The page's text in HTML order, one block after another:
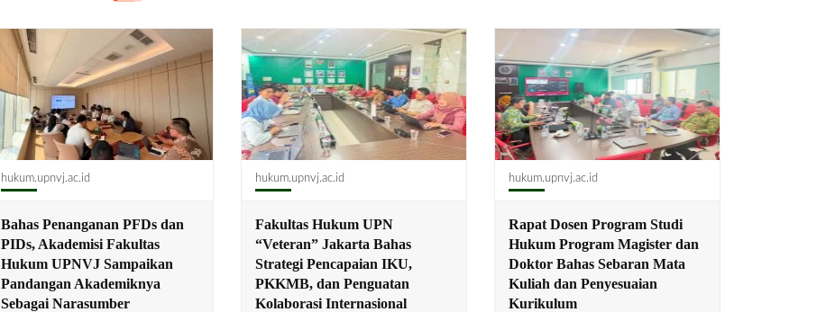
hukum.upnvj.ac.id
Bahas Penanganan PFDs dan
PIDs, Akademisi Fakultas
Hukum UPNVJ Sampaikan
Pandangan Akademiknya
Sebagai Narasumber
hukum.upnvj.ac.id
Fakultas Hukum UPN
“Veteran” Jakarta Bahas
Strategi Pencapaian IKU,
PKKMB, dan Penguatan
Kolaborasi Internasional
hukum.upnvj.ac.id
Rapat Dosen Program Studi
Hukum Program Magister dan
Doktor Bahas Sebaran Mata
Kuliah dan Penyesuaian
Kurikulum